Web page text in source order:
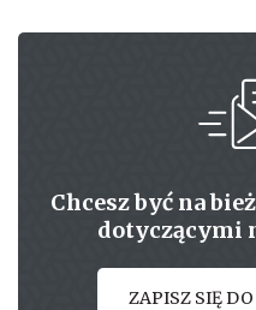
Chcesz być na
dotyczącymi
ZAPISZ SIĘ